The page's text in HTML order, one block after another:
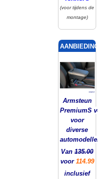
(voor tijdens de
montage)
Armsteun
PremiumS
voor
diverse
automodellen
Van135.00
voor 114.99
inclusief